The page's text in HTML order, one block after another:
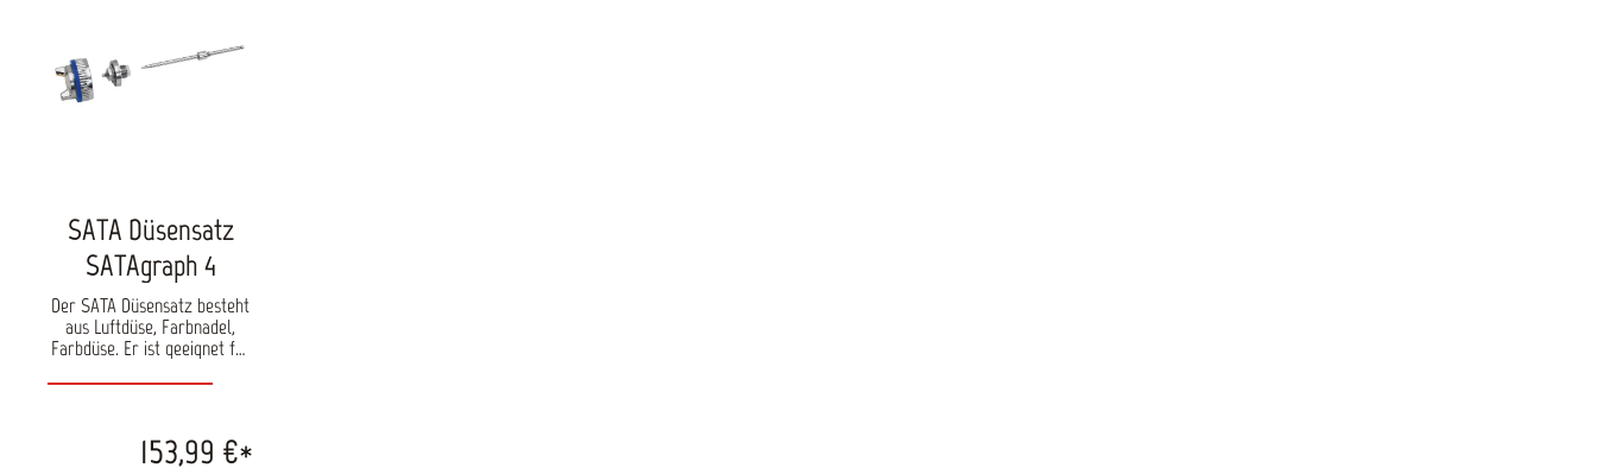
SATA Düsensatz
SATAgraph 4
Der SATA Düsensatz besteht
aus Luftdüse, Farbnadel,
Farbdüse. Er ist geeignet für
Größen: 0,5 mm
153,99 €*